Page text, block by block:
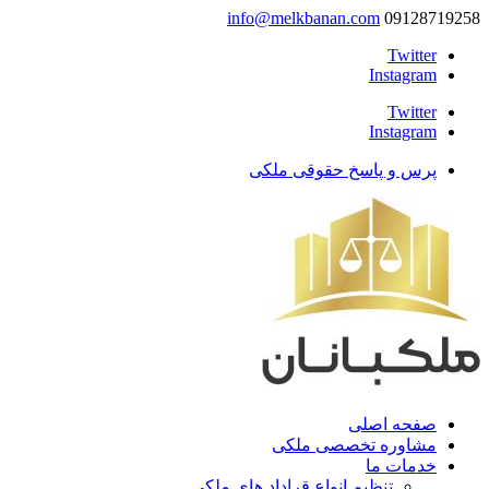
09128719258
info@melkbanan.com
Twitter
Instagram
Twitter
Instagram
پرس و پاسخ حقوقی ملکی
صفحه اصلی
مشاوره تخصصی ملکی
خدمات ما